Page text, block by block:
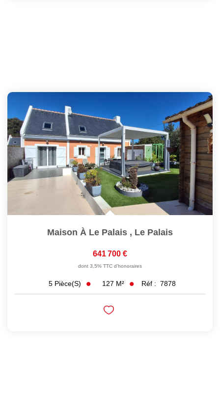
Maison À Le Palais , Le Palais
641 700 €
dont 3,5% TTC d'honoraires
5 Pièce(s) 127 M² Réf : 7878